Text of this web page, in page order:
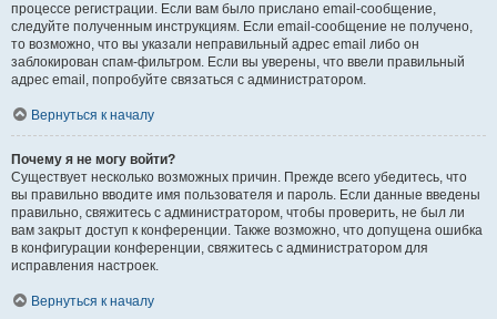
процессе регистрации. Если вам было прислано email-сообщение,
следуйте полученным инструкциям. Если email-сообщение не получено,
то возможно, что вы указали неправильный адрес email либо он
заблокирован спам-фильтром. Если вы уверены, что ввели правильный
адрес email, попробуйте связаться с администратором.
Вернуться к началу
Почему я не могу войти?
Существует несколько возможных причин. Прежде всего убедитесь, что
вы правильно вводите имя пользователя и пароль. Если данные введены
правильно, свяжитесь с администратором, чтобы проверить, не был ли
вам закрыт доступ к конференции. Также возможно, что допущена ошибка
в конфигурации конференции, свяжитесь с администратором для
исправления настроек.
Вернуться к началу